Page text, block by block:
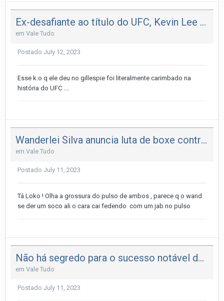
Ex-desafiante ao título do UFC, Kevin Lee anuncia aposentadoria do MMA e explica decisão
em Vale Tudo
Postado July 12, 2023
Esse k.o q ele deu no gillespie foi literalmente carimbado na
história do UFC ....
Wanderlei Silva anuncia luta de boxe contra fisiculturista em novembro
em Vale Tudo
Postado July 11, 2023
Tá Loko ! Olha a grossura do pulso de ambos , parece q o wand
se der um soco ali o cara cai fedendo com um jab no pulso
Não há segredo para o sucesso notável de Alex Volkanovski no UFC
em Vale Tudo
Postado July 11, 2023